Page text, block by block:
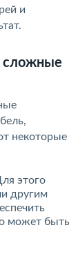
и
сложные
некоторые
этого
другим
может быть